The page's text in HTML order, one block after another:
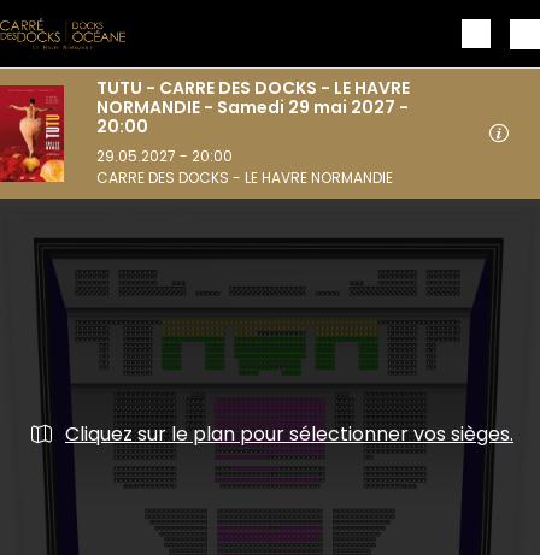
Aller au contenu principal
TUTU - CARRE DES DOCKS - LE HAVRE
NORMANDIE - Samedi 29 mai 2027 -
20:00
29.05.2027 - 20:00
CARRE DES DOCKS - LE HAVRE NORMANDIE
Cliquez sur le plan pour sélectionner vos sièges.